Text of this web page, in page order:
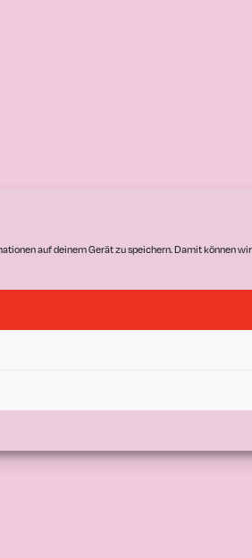
auf deinem Gerät zu speichern. Damit können